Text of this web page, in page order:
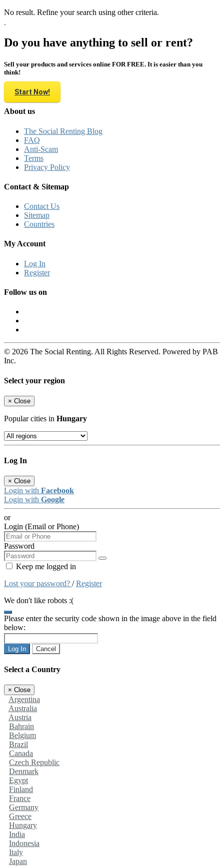
No result. Refine your search using other criteria.
Do you have anything to sell or rent?
Sell your products and services online FOR FREE. It is easier than you
think!
Start Now!
About us
The Social Renting Blog
FAQ
Anti-Scam
Terms
Privacy Policy
Contact & Sitemap
Contact Us
Sitemap
Countries
My Account
Log In
Register
Follow us on
© 2026 The Social Renting. All Rights Reserved. Powered by PAB
Inc.
Select your region
× Close
Popular cities in Hungary
Log In
× Close
Login with Facebook
Login with Google
or
Login (Email or Phone)
Password
Keep me logged in
Lost your password? /Register
We don't like robots :(
Please enter the security code shown in the image above in the field
below:
Log In Cancel
Select a Country
× Close
Argentina
Australia
Austria
Bahrain
Belgium
Brazil
Canada
Czech Republic
Denmark
Egypt
Finland
France
Germany
Greece
Hungary
India
Indonesia
Italy
Japan